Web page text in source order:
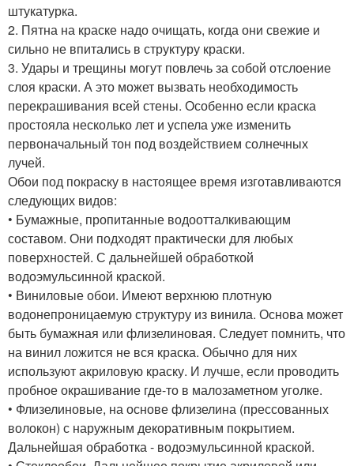
штукатурка.
2. Пятна на краске надо очищать, когда они свежие и
сильно не впитались в структуру краски.
3. Удары и трещины могут повлечь за собой отслоение
слоя краски. А это может вызвать необходимость
перекрашивания всей стены. Особенно если краска
простояла несколько лет и успела уже изменить
первоначальный тон под воздействием солнечных
лучей.
Обои под покраску в настоящее время изготавливаются
следующих видов:
• Бумажные, пропитанные водоотталкивающим
составом. Они подходят практически для любых
поверхностей. С дальнейшей обработкой
водоэмульсинной краской.
• Виниловые обои. Имеют верхнюю плотную
водонепроницаемую структуру из винила. Основа может
быть бумажная или флизелиновая. Следует помнить, что
на винил ложится не вся краска. Обычно для них
используют акриловую краску. И лучше, если проводить
пробное окрашивание где-то в малозаметном уголке.
• Флизелиновые, на основе флизелина (прессованных
волокон) с наружным декоративным покрытием.
Дальнейшая обработка - водоэмульсинной краской.